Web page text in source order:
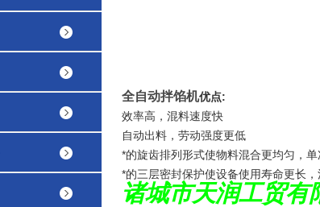
全自动拌馅机优点:
效率高，混料速度快
自动出料，劳动强度更低
*的旋齿排列形式使物料混合更均匀，
*的三层密封保护使设备使用寿命更长
诸城市天润工贸有